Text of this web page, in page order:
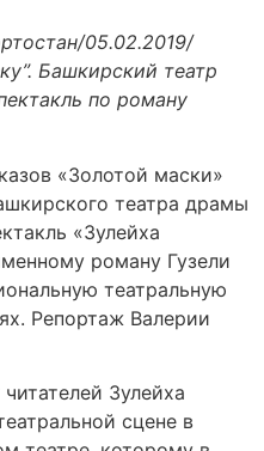
05.02.2019/
Башкирский театр
по роману
«Золотой маски»
театра драмы
«Зулейха
роману Гузели
театральную
Репортаж Валерии
Зулейха
сцене в